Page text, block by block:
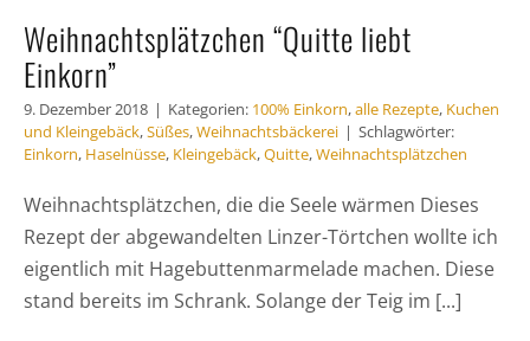
Weihnachtsplätzchen “Quitte liebt
Einkorn”
9. Dezember 2018 | Kategorien: 100% Einkorn,alle Rezepte, Kuchen
und Kleingebäck,Süßes,Weihnachtsbäckerei | Schlagwörter:
Einkorn, Haselnüsse, Kleingebäck,Quitte,Weihnachtsplätzchen
Weihnachtsplätzchen, die die Seele wärmen Dieses
Rezept der abgewandelten Linzer-Törtchen wollte ich
eigentlich mit Hagebuttenmarmelade machen. Diese
stand bereits im Schrank. Solange der Teig im [...]